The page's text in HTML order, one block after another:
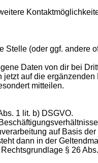
(oder ggf. andere
Daten von dir bei
jetzt auf die
mitteilen.
1 lit. b) DSGVO.
auf Basis
dann in der
§ 26